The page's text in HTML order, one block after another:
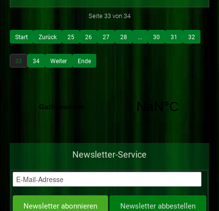
Seite 33 von 34
Start Zurück 25 26 27 28 ... 30 31 32
33 34 Weiter Ende
Newsletter-Service